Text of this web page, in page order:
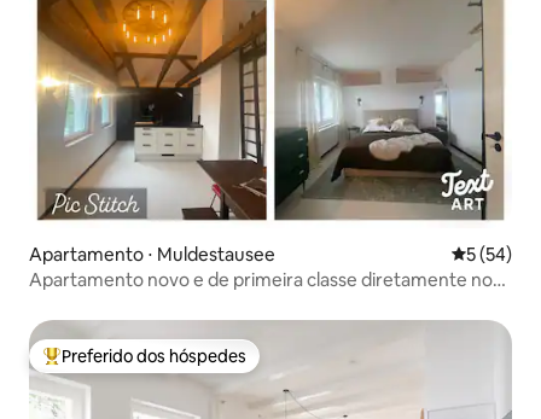
Apartamento ⋅ Muldestausee 5 de uma
5 (54)
Apartamento novo e de primeira classe diretamente no
Entre os melhores preferidos dos hóspedes
Preferido dos hóspedes